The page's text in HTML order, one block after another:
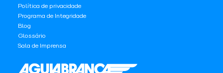
Política de privacidade
Programa de Integridade
Blog
Glossário
Sala de Imprensa